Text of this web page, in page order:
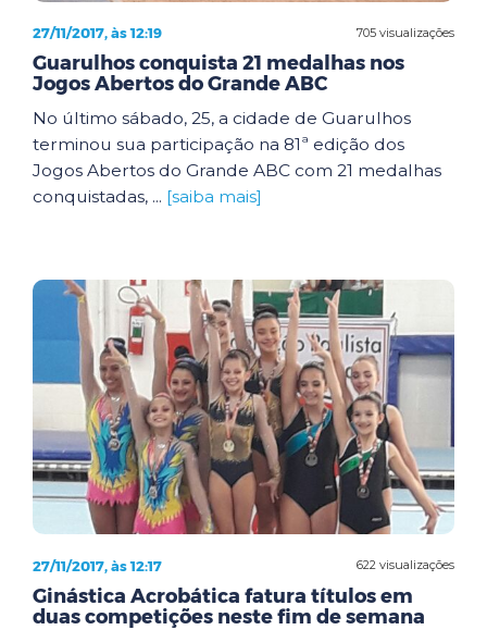
705 visualizações
27/11/2017, às 12:19
Guarulhos conquista 21 medalhas nos
Jogos Abertos do Grande ABC
No último sábado, 25, a cidade de Guarulhos
terminou sua participação na 81ª edição dos
Jogos Abertos do Grande ABC com 21 medalhas
conquistadas, ... [saiba mais]
622 visualizações
27/11/2017, às 12:17
Ginástica Acrobática fatura títulos em
duas competições neste fim de semana